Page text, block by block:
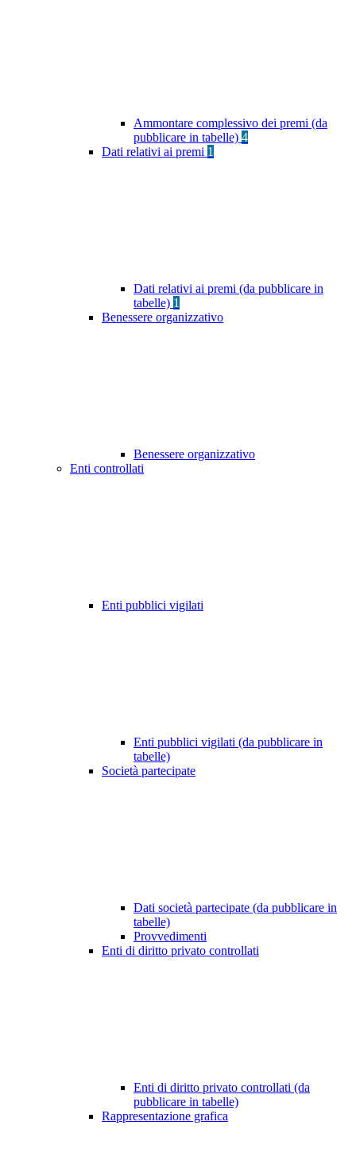
Ammontare complessivo dei premi (da
pubblicare in tabelle) 4
Dati relativi ai premi 1
Dati relativi ai premi (da pubblicare in
tabelle) 1
Benessere organizzativo
Benessere organizzativo
Enti controllati
Enti pubblici vigilati
Enti pubblici vigilati (da pubblicare in
tabelle)
Società partecipate
Dati società partecipate (da pubblicare in
tabelle)
Provvedimenti
Enti di diritto privato controllati
Enti di diritto privato controllati (da
pubblicare in tabelle)
Rappresentazione grafica